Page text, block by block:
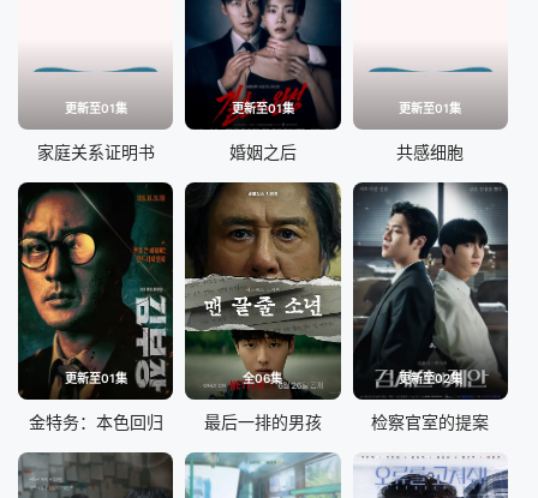
更新至01集
家庭关系证明书
更新至01集
婚姻之后
更新至01集
共感细胞
更新至01集
金特务：本色回归
全06集
最后一排的男孩
更新至02集
检察官室的提案